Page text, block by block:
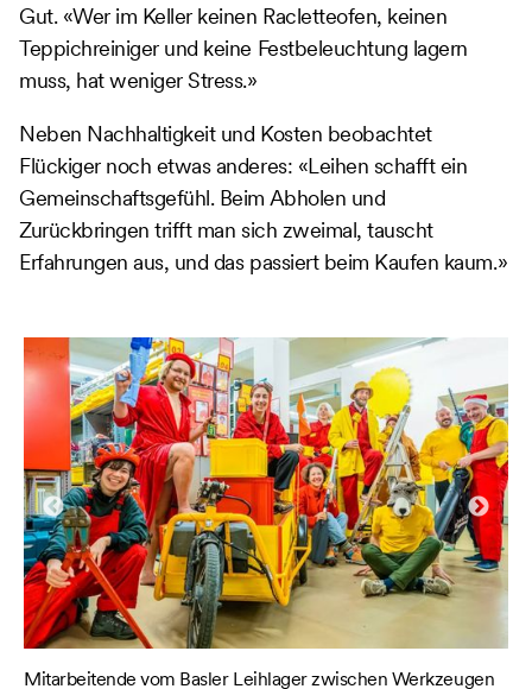
Gut. «Wer im Keller keinen Racletteofen, keinen
Teppichreiniger und keine Festbeleuchtung lagern
muss, hat weniger Stress.»
Neben Nachhaltigkeit und Kosten beobachtet
Flückiger noch etwas anderes: «Leihen schafft ein
Gemeinschaftsgefühl. Beim Abholen und
Zurückbringen trifft man sich zweimal, tauscht
Erfahrungen aus, und das passiert beim Kaufen kaum.»
Mitarbeitende vom Basler Leihlager zwischen Werkzeugen